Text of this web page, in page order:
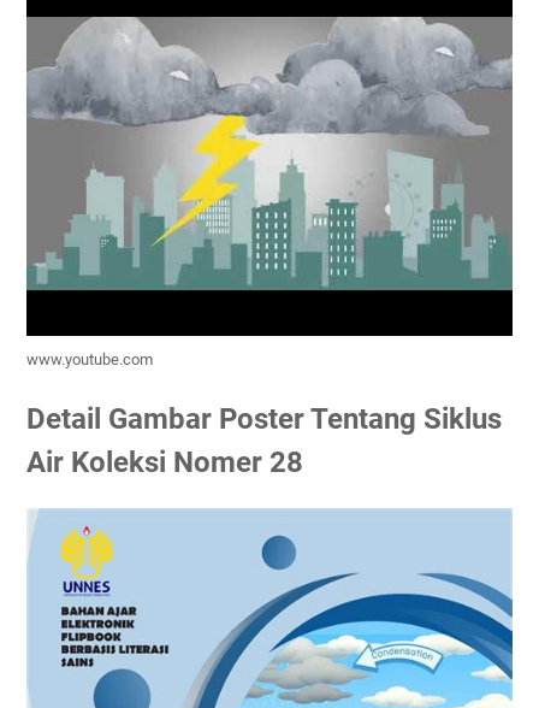
www.youtube.com
Detail Gambar Poster Tentang Siklus
Air Koleksi Nomer 28